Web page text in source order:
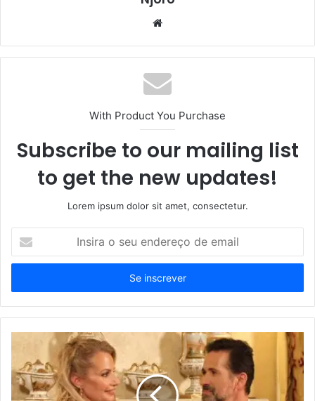
Website
With Product You Purchase
Subscribe to our mailing list
to get the new updates!
Lorem ipsum dolor sit amet, consectetur.
seu
de
email